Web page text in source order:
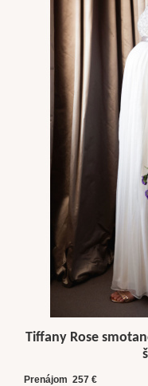
Tiffany Rose
Prenájom 257 €